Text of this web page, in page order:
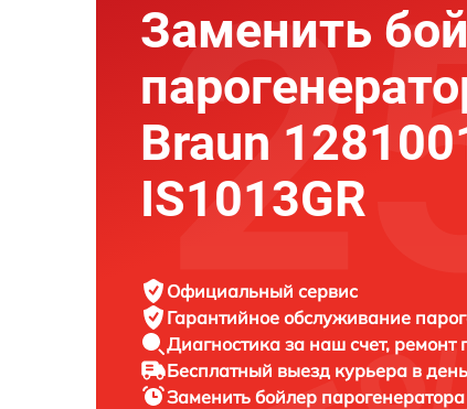
Заменить
Braun
IS1013GR
Официальный сервис
Гарантийное обслуживание
Диагностика за наш счет, ремонт
Бесплатный выезд курьера в
Заменить бойлер парогенератора